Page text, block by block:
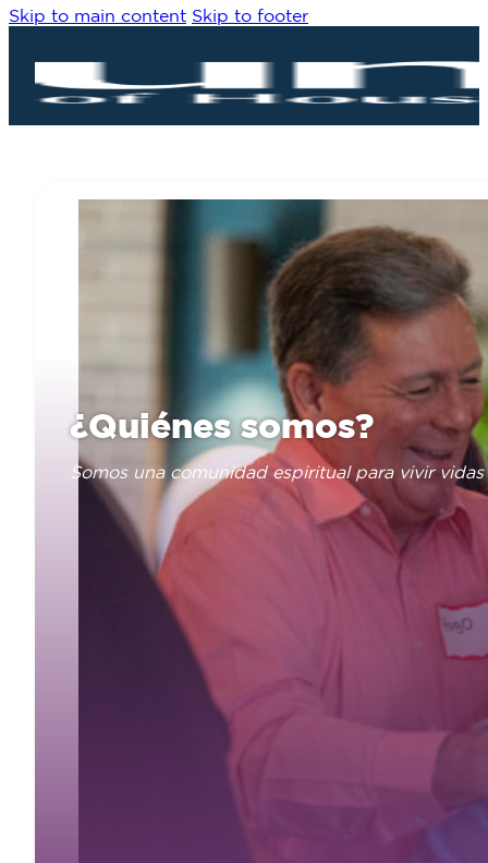
Skip to main content Skip to footer
¿Quiénes somos?
Somos una comunidad espiritual para vivir